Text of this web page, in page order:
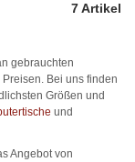
7 Artikel
gebrauchten
Bei uns finden
Größen und
und
Angebot von